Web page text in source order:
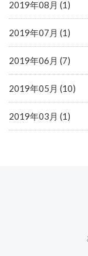
2019年08月 (1)
2019年07月 (1)
2019年06月 (7)
2019年05月 (10)
2019年03月 (1)